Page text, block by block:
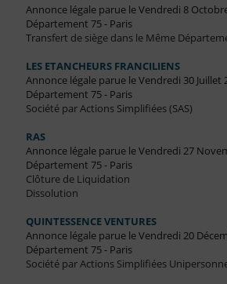
Annonce légale parue le Vendredi 8
Département 75 - Paris
Transfert de siège dans le Même
LES ETANCHEURS FRANCILIENS
Annonce légale parue le Vendredi 30 Juillet
Département 75 - Paris
Société par Actions Simplifiées (SAS)
RAS
Annonce légale parue le Vendredi 27
Département 75 - Paris
Clôture de Liquidation
Dissolution
QUINTESSENCE VENTURES
Annonce légale parue le Vendredi 20
Département 75 - Paris
Société par Actions Simplifiées